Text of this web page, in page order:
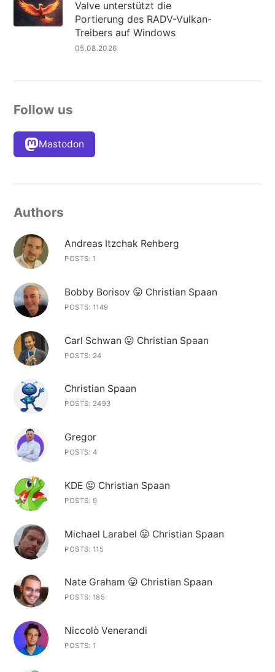
Valve unterstützt die
Portierung des RADV-Vulkan-
Treibers auf Windows
05.08.2026
Follow us
Mastodon
Authors
Andreas Itzchak Rehberg
POSTS: 1
Bobby Borisov 😛 Christian Spaan
POSTS: 1149
Carl Schwan 😛 Christian Spaan
POSTS: 24
Christian Spaan
POSTS: 2493
Gregor
POSTS: 4
KDE 😛 Christian Spaan
POSTS: 9
Michael Larabel 😛 Christian Spaan
POSTS: 115
Nate Graham 😛 Christian Spaan
POSTS: 185
Niccolò Venerandi
POSTS: 1